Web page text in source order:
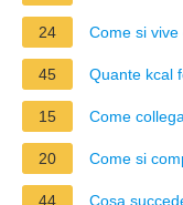
24 Come si
45 Quante kcal
15 Come
20 Come si
44 Cosa